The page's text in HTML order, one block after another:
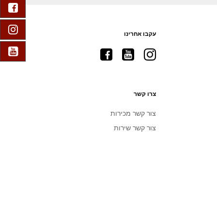
TUBE
עקבו אחרינו
Visit
Instagram
Visit
Visit
צרו קשר
צור קשר מכירות
צור קשר שירות